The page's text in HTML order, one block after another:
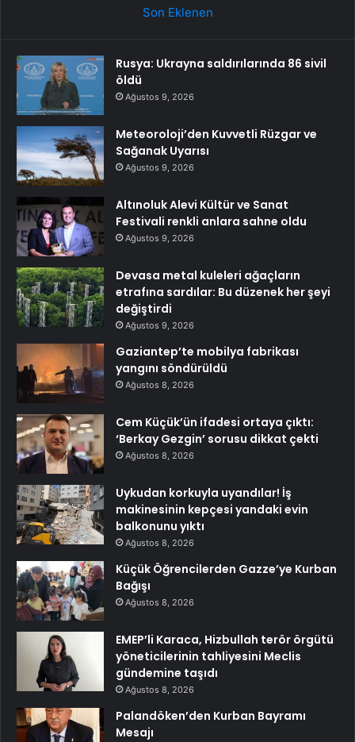
Son Eklenen
Rusya: Ukrayna saldırılarında 86 sivil
öldü
Ağustos 9, 2026
Meteoroloji’den Kuvvetli Rüzgar ve
Sağanak Uyarısı
Ağustos 9, 2026
Altınoluk Alevi Kültür ve Sanat
Festivali renkli anlara sahne oldu
Ağustos 9, 2026
Devasa metal kuleleri ağaçların
etrafına sardılar: Bu düzenek her şeyi
değiştirdi
Ağustos 9, 2026
Gaziantep’te mobilya fabrikası
yangını söndürüldü
Ağustos 8, 2026
Cem Küçük’ün ifadesi ortaya çıktı:
‘Berkay Gezgin’ sorusu dikkat çekti
Ağustos 8, 2026
Uykudan korkuyla uyandılar! İş
makinesinin kepçesi yandaki evin
balkonunu yıktı
Ağustos 8, 2026
Küçük Öğrencilerden Gazze’ye Kurban
Bağışı
Ağustos 8, 2026
EMEP’li Karaca, Hizbullah terör örgütü
yöneticilerinin tahliyesini Meclis
gündemine taşıdı
Ağustos 8, 2026
Palandöken’den Kurban Bayramı
Mesajı